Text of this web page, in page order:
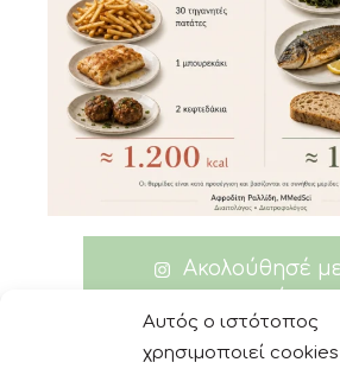
Αυτός ο ιστότοπος
χρησιμοποιεί cookies
Ακολούθησέ